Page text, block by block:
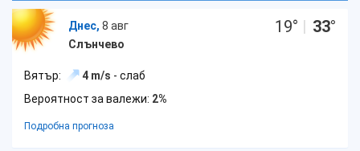
Днес, 8 авг
Слънчево
19° | 33°
Вятър: 4 m/s - слаб
Вероятност за валежи: 2%
Подробна прогноза